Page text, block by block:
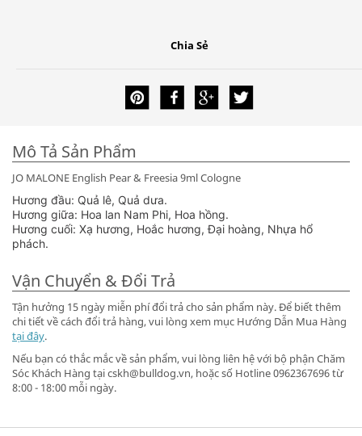
Chia Sẻ
Mô Tả Sản Phẩm
JO MALONE English Pear & Freesia 9ml Cologne
Hương đầu: Quả lê, Quả dưa.
Hương giữa: Hoa lan Nam Phi, Hoa hồng.
Hương cuối: Xạ hương, Hoắc hương, Đại hoàng, Nhựa hổ
phách.
Vận Chuyển & Đổi Trả
Tận hưởng 15 ngày miễn phí đổi trả cho sản phẩm này. Để biết thêm
chi tiết về cách đổi trả hàng, vui lòng xem mục Hướng Dẫn Mua Hàng
tại đây.
Nếu bạn có thắc mắc về sản phẩm, vui lòng liên hệ với bộ phận Chăm
Sóc Khách Hàng tại cskh@bulldog.vn, hoặc số Hotline 0962367696 từ
8:00 - 18:00 mỗi ngày.